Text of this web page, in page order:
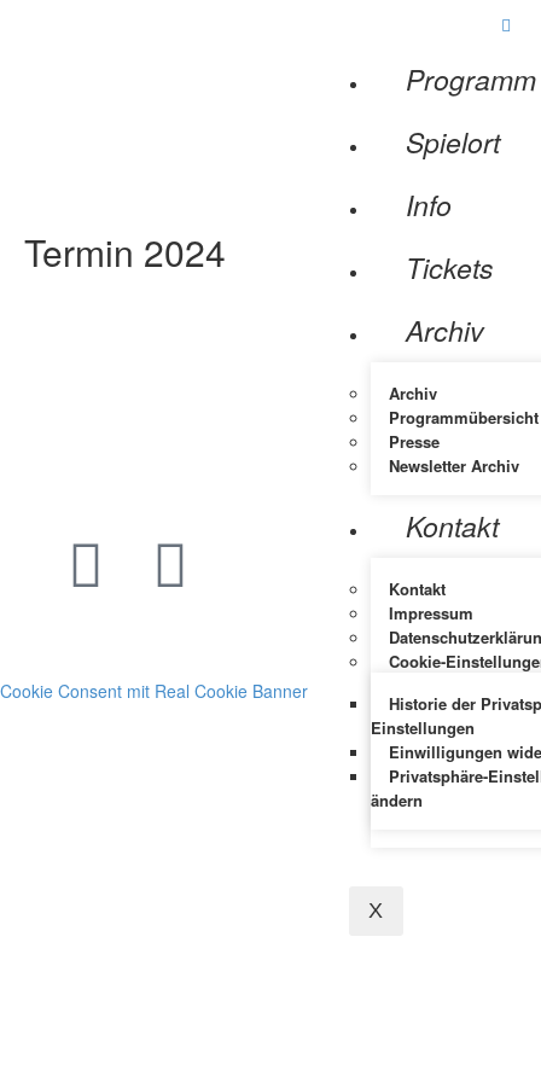
Programm
Spielort
Info
Tickets
Archiv
Archiv
Programmübersicht
Presse
Newsletter Archiv
Kontakt
Kontakt
Impressum
Cookie-
Historie der
Einstellungen
Einwilligungen
Privatsphäre-
ändern
X
Termin 2024
Die nun 18. Ausgabe „Tüpisch Türkisch“ findet vom 21. bis 24.
Cookie Consent mit Real Cookie Banner